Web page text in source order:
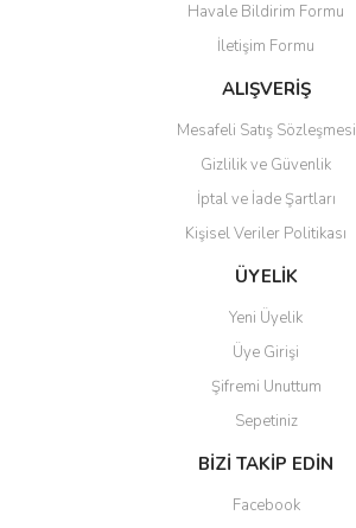
Ürün bilgilerinde hatalar bulunuyor.
Ürün fiyatı diğer sitelerden daha pahalı.
Bu ürüne benzer farklı alternatifler olmalı.
Gönder
Havale Bildirim Formu
İletişim Formu
ALIŞVERİŞ
Mesafeli Satış Sözleşmesi
Gizlilik ve Güvenlik
İptal ve İade Şartları
Kişisel Veriler Politikası
ÜYELİK
Yeni Üyelik
Üye Girişi
Şifremi Unuttum
Sepetiniz
BİZİ TAKİP EDİN
Facebook